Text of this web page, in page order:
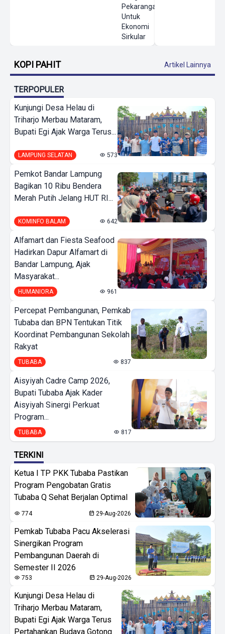
Pekarangan
Untuk
Ekonomi
Sirkular
KOPI PAHIT Artikel Lainnya
TERPOPULER
Kunjungi Desa Helau di
Triharjo Merbau Mataram,
Bupati Egi Ajak Warga Terus...
LAMPUNG SELATAN 573
Pemkot Bandar Lampung
Bagikan 10 Ribu Bendera
Merah Putih Jelang HUT RI...
KOMINFO BALAM 642
Alfamart dan Fiesta Seafood
Hadirkan Dapur Alfamart di
Bandar Lampung, Ajak
Masyarakat...
HUMANIORA 961
Percepat Pembangunan, Pemkab
Tubaba dan BPN Tentukan Titik
Koordinat Pembangunan Sekolah
Rakyat
TUBABA 837
Aisyiyah Cadre Camp 2026,
Bupati Tubaba Ajak Kader
Aisyiyah Sinergi Perkuat
Program...
TUBABA 817
TERKINI
Ketua I TP PKK Tubaba Pastikan
Program Pengobatan Gratis
Tubaba Q Sehat Berjalan Optimal
774 29-Aug-2026
Pemkab Tubaba Pacu Akselerasi
Sinergikan Program
Pembangunan Daerah di
Semester II 2026
753 29-Aug-2026
Kunjungi Desa Helau di
Triharjo Merbau Mataram,
Bupati Egi Ajak Warga Terus
Pertahankan Budaya Gotong